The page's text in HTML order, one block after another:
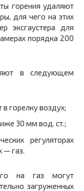
горения удаляют
для чего на этих
эксгаустера для
порядка 200
в следующем
горелку воздух;
30 мм вод. ст.;
регуляторах
— газ.
на газ могут
загруженных